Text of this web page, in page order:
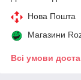
Нова Пошта
Магазини
Всі умови